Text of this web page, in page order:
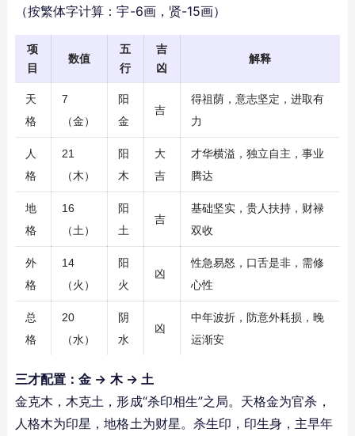
（按繁体字计算：宇-6画，贤-15画）
项
目
数值
五
行
吉
凶
解释
天
格
7
（金）
阳
金
吉
得祖荫，意志坚定，进取有
力
人
格
21
（木）
阳
木
大
吉
才华横溢，独立自主，事业
腾达
地
格
16
（土）
阳
土
吉
基础坚实，贵人扶持，财禄
双收
外
格
14
（火）
阳
火
凶
性急易怒，口舌是非，需修
心性
总
格
20
（水）
阴
水
凶
中年波折，防意外耗损，晚
运渐安
三才配置：金 → 木 → 土
金克木，木克土，形成“杀印相生”之局。天格金为官杀，
人格木为印星，地格土为财星。杀生印，印生身，主早年